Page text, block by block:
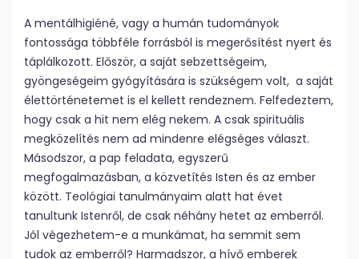
A mentálhigiéné, vagy a humán tudományok
fontossága többféle forrásból is megerősítést nyert és
táplálkozott. Először, a saját sebzettségeim,
gyöngeségeim gyógyítására is szükségem volt, a saját
élettörténetemet is el kellett rendeznem. Felfedeztem,
hogy csak a hit nem elég nekem. A csak spirituális
megközelítés nem ad mindenre elégséges választ.
Másodszor, a pap feladata, egyszerű
megfogalmazásban, a közvetítés Isten és az ember
között. Teológiai tanulmányaim alatt hat évet
tanultunk Istenről, de csak néhány hetet az emberről.
Jól végezhetem-e a munkámat, ha semmit sem
tudok az emberről? Harmadszor, a hívő emberek